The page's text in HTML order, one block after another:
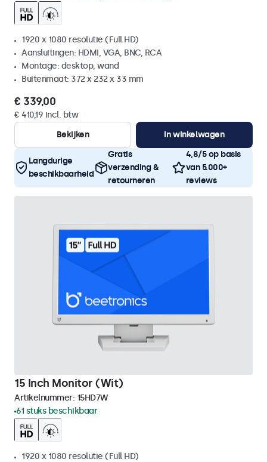
1920 x 1080 resolutie (Full HD)
Aansluitingen: HDMI, VGA, BNC, RCA
Montage: desktop, wand
Buitenmaat: 372 x 232 x 33 mm
€ 339,00
€ 410,19 incl. btw
Bekijken
In winkelwagen
Langdurige
beschikbaarheid
Gratis
verzending &
retourneren
4,8/5 op basis
van 5.000+
reviews
15 Inch Monitor (Wit)
Artikelnummer: 15HD7W
61 stuks beschikbaar
1920 x 1080 resolutie (Full HD)